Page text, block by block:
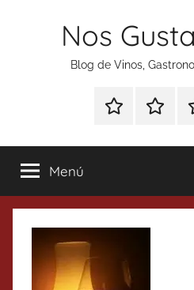
Nos
Blog de Vinos,
Especial
Tonics
Menú